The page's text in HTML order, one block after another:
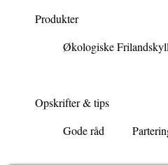
Produkter
Økologiske
Opskrifter & tips
Gode råd